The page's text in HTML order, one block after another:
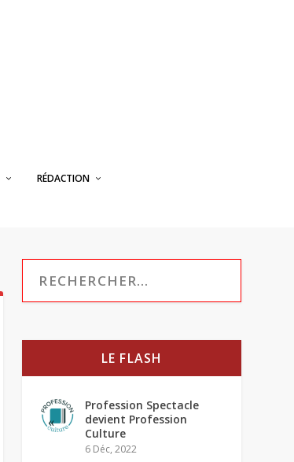
RÉDACTION
LE FLASH
Profession Spectacle
devient Profession
Culture
6 Déc, 2022